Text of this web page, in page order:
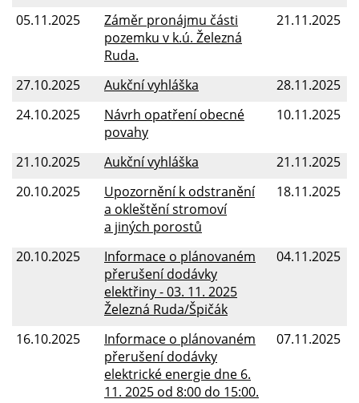
05.11.2025
21.11.2025
Záměr pronájmu části
pozemku v k.ú. Železná
Ruda.
27.10.2025
28.11.2025
Aukční vyhláška
24.10.2025
10.11.2025
Návrh opatření obecné
povahy
21.10.2025
21.11.2025
Aukční vyhláška
20.10.2025
18.11.2025
Upozornění k odstranění
a okleštění stromoví
a jiných porostů
20.10.2025
04.11.2025
Informace o plánovaném
přerušení dodávky
elektřiny - 03. 11. 2025
Železná Ruda/Špičák
16.10.2025
07.11.2025
Informace o plánovaném
přerušení dodávky
elektrické energie dne 6.
11. 2025 od 8:00 do 15:00.